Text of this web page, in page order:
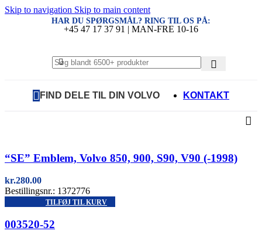
Skip to navigation Skip to main content
HAR DU SPØRGSMÅL? RING TIL OS PÅ:
+45 47 17 37 91 | MAN-FRE 10-16
FIND DELE TIL DIN VOLVO KONTAKT
“SE” Emblem, Volvo 850, 900, S90, V90 (-1998)
kr.280.00
Bestillingsnr.: 1372776
TILFØJ TIL KURV
003520-52